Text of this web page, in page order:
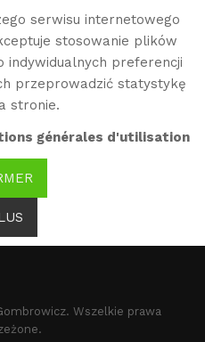
serwisu internetowego
stosowanie plików
indywidualnych preferencji
przeprowadzić statystykę
stronie.
générales d'utilisation
×
tę część witryny.
Wszelkie prawa